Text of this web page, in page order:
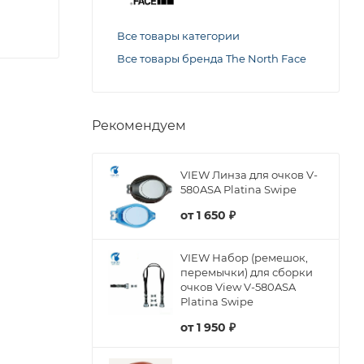
Все товары категории
Все товары бренда The North Face
Рекомендуем
VIEW Линза для очков V-
580ASA Platina Swipe
от1 650 ₽
VIEW Набор (ремешок,
перемычки) для сборки
очков View V-580ASA
Platina Swipe
от1 950 ₽